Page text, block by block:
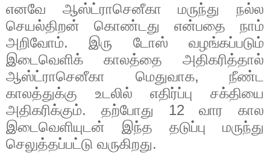
எனவே ஆஸ்ட்ராசெனீகா மருந்து நல்ல
செயல்திறன் கொண்டது என்பதை நாம்
அறிவோம். இரு டோஸ் வழங்கப்படும்
இடைவெளிக் காலத்தை அதிகரித்தால்
ஆஸ்ட்ராசெனீகா மெதுவாக, நீண்ட
காலத்துக்கு உடலில் எதிர்ப்பு சக்தியை
அதிகரிக்கும். தற்போது 12 வார கால
இடைவெளியுடன் இந்த தடுப்பு மருந்து
செலுத்தப்பட்டு வருகிறது.